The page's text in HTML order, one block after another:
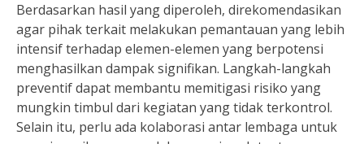
Berdasarkan hasil yang diperoleh, direkomendasikan
agar pihak terkait melakukan pemantauan yang lebih
intensif terhadap elemen-elemen yang berpotensi
menghasilkan dampak signifikan. Langkah-langkah
preventif dapat membantu memitigasi risiko yang
mungkin timbul dari kegiatan yang tidak terkontrol.
Selain itu, perlu ada kolaborasi antar lembaga untuk